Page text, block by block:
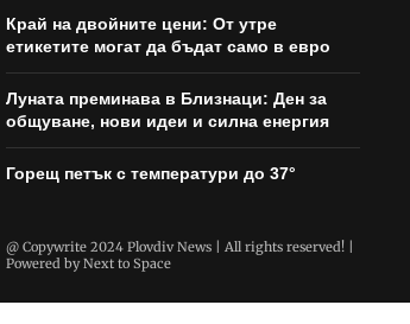
Край на двойните цени: От утре
етикетите могат да бъдат само в евро
Луната преминава в Близнаци: Ден за
общуване, нови идеи и силна енергия
Горещ петък с температури до 37°
@ Copywrite 2024 Plovdiv News | All rights reserved! |
Powered byNext to Space